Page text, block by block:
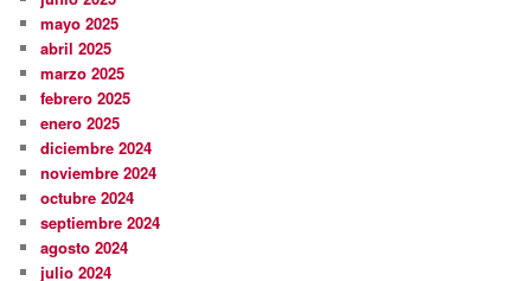
mayo 2025
abril 2025
marzo 2025
febrero 2025
enero 2025
diciembre 2024
noviembre 2024
octubre 2024
septiembre 2024
agosto 2024
julio 2024